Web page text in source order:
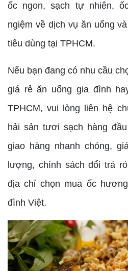
ốc ngon, sạch tự nhiên,
ngiệm về dịch vụ ăn uống
tiêu dùng tại TPHCM.
Nếu bạn đang có nhu cầu
giá rẻ ăn uống gia đình
TPHCM, vui lòng liên hệ
hải sản tươi sạch hàng
giao hàng nhanh chóng,
lượng, chính sách đổi trả
địa chỉ chọn mua ốc
đình Việt.